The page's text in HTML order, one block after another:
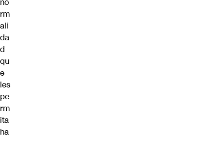
rm
ali
da
d
qu
e
les
pe
rm
ita
ha